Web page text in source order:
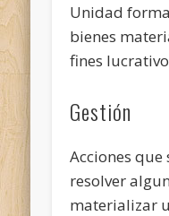
Unidad
bienes
fines
Gestión
Acciones
resolver
materializar